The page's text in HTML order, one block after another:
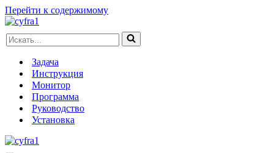
Перейти к содержимому
Искать...
Задача
Инструкция
Монитор
Программа
Руководство
Установка